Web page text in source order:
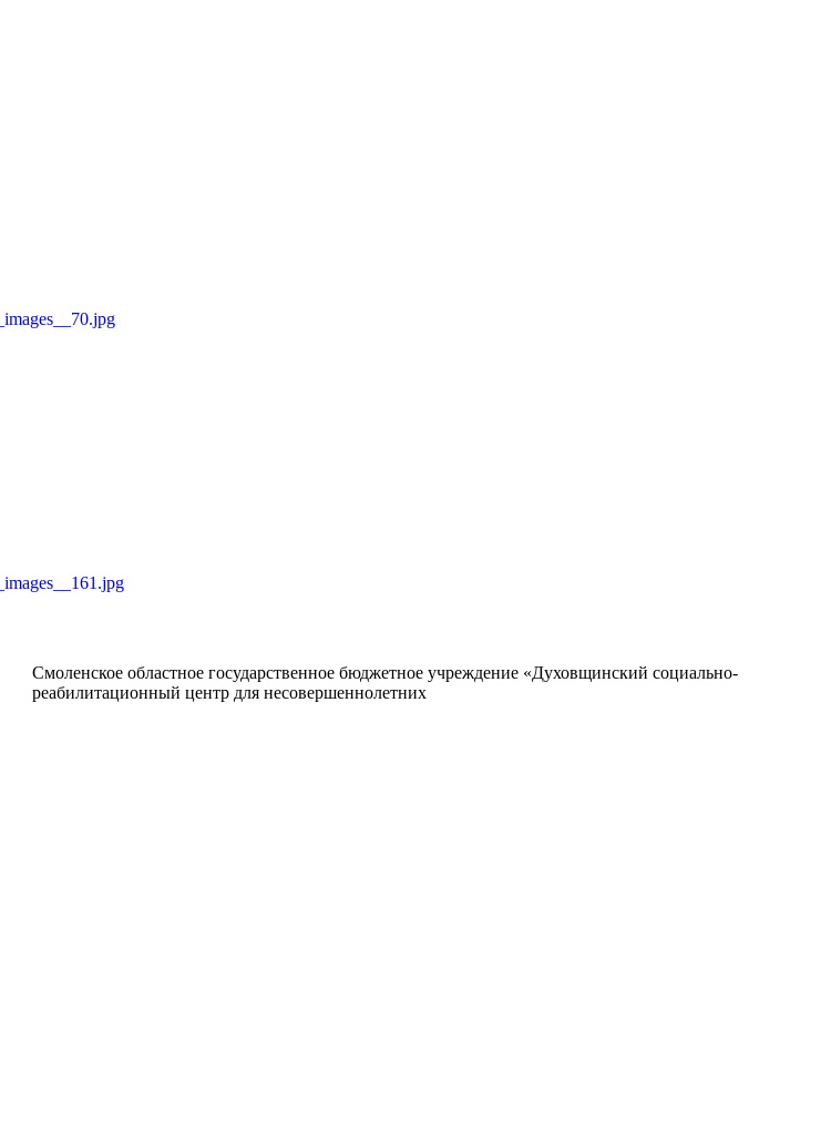
Смоленское областное государственное бюджетное учреждение «Духовщинский социально-
реабилитационный центр для несовершеннолетних